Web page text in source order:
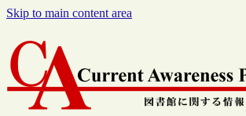
Skip to main content area